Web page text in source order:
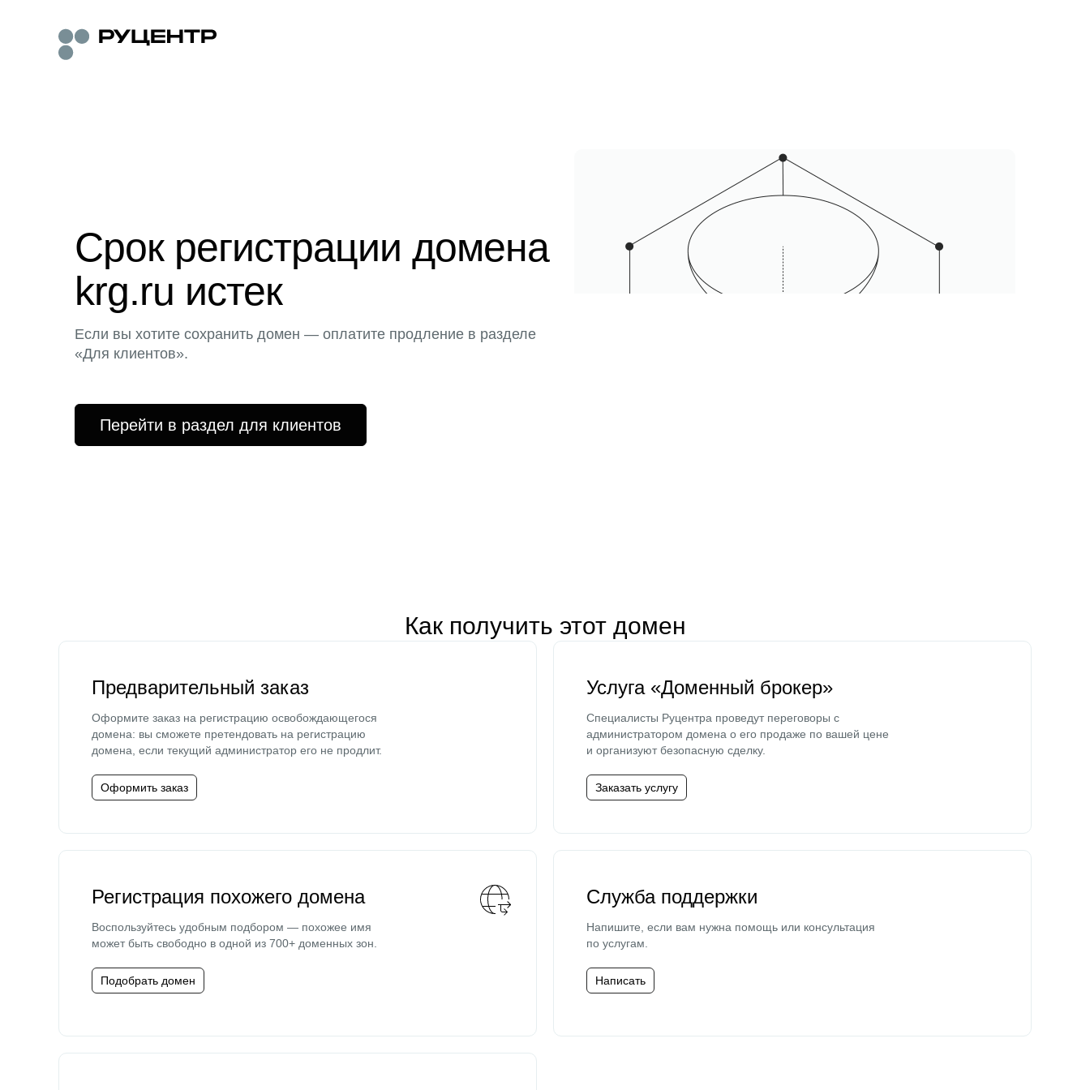
Срок регистрации домена
krg.ru истек
Если вы хотите сохранить домен — оплатите продление в разделе
«Для клиентов».
Перейти в раздел для клиентов
Как получить этот домен
Предварительный заказ
Оформите заказ на регистрацию освобождающегося
домена: вы сможете претендовать на регистрацию
домена, если текущий администратор его не продлит.
Оформить заказ
Услуга «Доменный брокер»
Специалисты Руцентра проведут переговоры с
администратором домена о его продаже по вашей цене
и организуют безопасную сделку.
Заказать услугу
Регистрация похожего домена
Воспользуйтесь удобным подбором — похожее имя
может быть свободно в одной из 700+ доменных зон.
Подобрать домен
Служба поддержки
Напишите, если вам нужна помощь или консультация
по услугам.
Написать